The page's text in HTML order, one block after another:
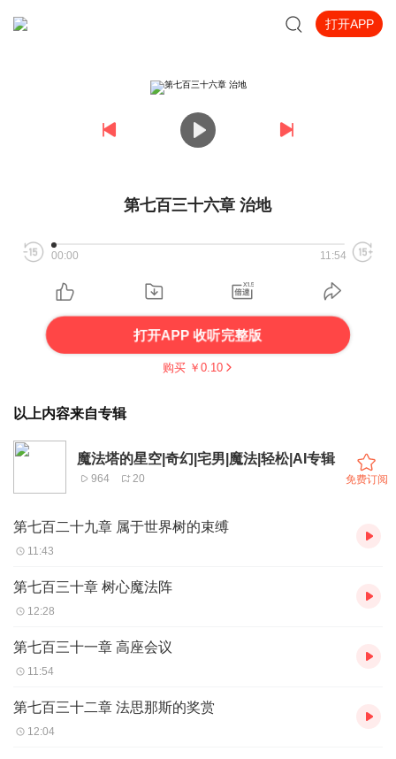
打开APP
第七百三十六章 治地
00:00 11:54
打开APP 收听完整版
购买 ￥ 0.10
以上内容来自专辑
魔法塔的星空|奇幻|宅男|魔法|轻松|AI专辑
964 20 免费订阅
第七百二十九章 属于世界树的束缚
11:43
第七百三十章 树心魔法阵
12:28
第七百三十一章 高座会议
11:54
第七百三十二章 法思那斯的奖赏
12:04